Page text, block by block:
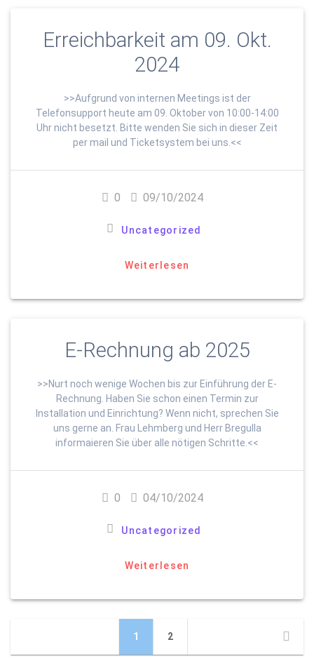
Erreichbarkeit am 09. Okt.
2024
>>Aufgrund von internen Meetings ist der
Telefonsupport heute am 09. Oktober von 10:00-14:00
Uhr nicht besetzt. Bitte wenden Sie sich in dieser Zeit
per mail und Ticketsystem bei uns.<<
0 09/10/2024
Uncategorized
Weiterlesen
E-Rechnung ab 2025
>>Nurt noch wenige Wochen bis zur Einführung der E-
Rechnung. Haben Sie schon einen Termin zur
Installation und Einrichtung? Wenn nicht, sprechen Sie
uns gerne an. Frau Lehmberg und Herr Bregulla
informaieren Sie über alle nötigen Schritte.<<
0 04/10/2024
Uncategorized
Weiterlesen
Beitragsnavigation
Seite
1 Seite
2